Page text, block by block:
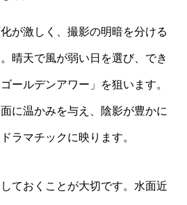
が激しく、撮影の明暗を分ける
晴天で風が弱い日を選び、でき
ールデンアワー」を狙います。
に温かみを与え、陰影が豊かに
ラマチックに映ります。
ておくことが大切です。水面近